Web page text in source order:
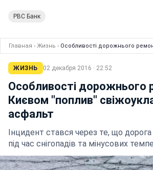
РВС Банк
Главная › Жизнь › Особливості дорожнього
ЖИЗНЬ 02 декабря 2016 · 22:52
Особливості дорожнього
Києвом "поплив"
асфальт
Інцидент стався через те, що
під час снігопадів та мінусових